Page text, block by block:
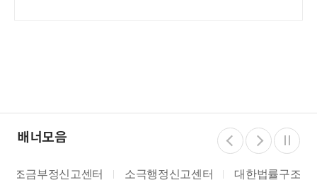
배너모음
소극행정신고센터 대한법률구조공단 쌀 밭 조건분리